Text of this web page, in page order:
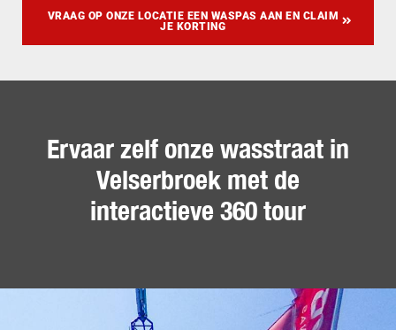
VRAAG OP ONZE LOCATIE EEN WASPAS AAN EN CLAIM
JE KORTING
Ervaar zelf onze wasstraat in
Velserbroek met de
interactieve 360 tour